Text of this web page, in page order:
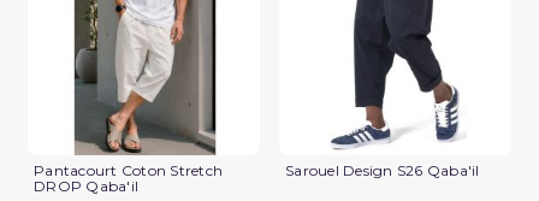
Pantacourt Coton Stretch
DROP Qaba'il
Sarouel Design S26 Qaba'il